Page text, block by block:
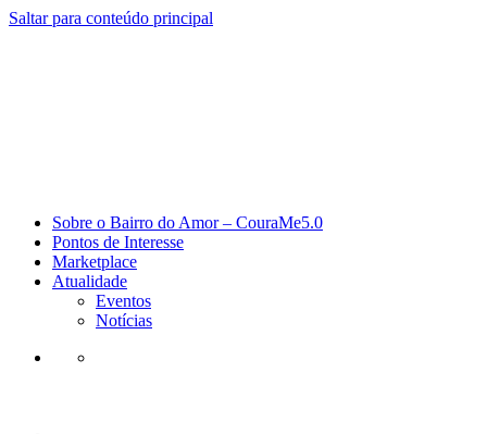
Saltar para conteúdo principal
Sobre o Bairro do Amor – CouraMe5.0
Pontos de Interesse
Marketplace
Atualidade
Eventos
Notícias